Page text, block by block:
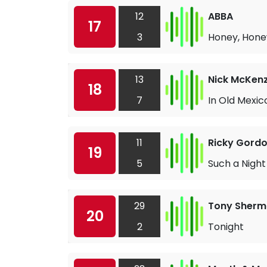
17
12
3
ABBA
Honey,
18
13
7
Nick
In Old
19
11
5
Ricky
Such a Night
20
29
2
Tony
Tonight